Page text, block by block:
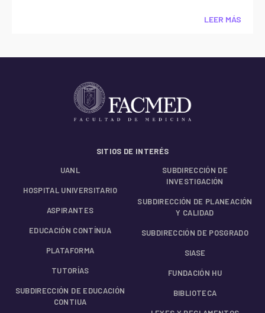
LEER MÁS
SITIOS DE INTERÉS
UANL
HOSPITAL UNIVERSITARIO
ASPIRANTES
EDUCACIÓN CONTÍNUA
PLATAFORMA
TUTORÍAS
SUBDIRECCIÓN DE EDUCACIÓN
CONTIUA
SUBDIRECCIÓN DE
INVESTIGACIÓN
SUBDIRECCIÓN DE PLANEACIÓN
Y CALIDAD
SUBDIRECCIÓN DE POSGRADO
SIASE
FUNDACIÓN HU
BIBLIOTECA